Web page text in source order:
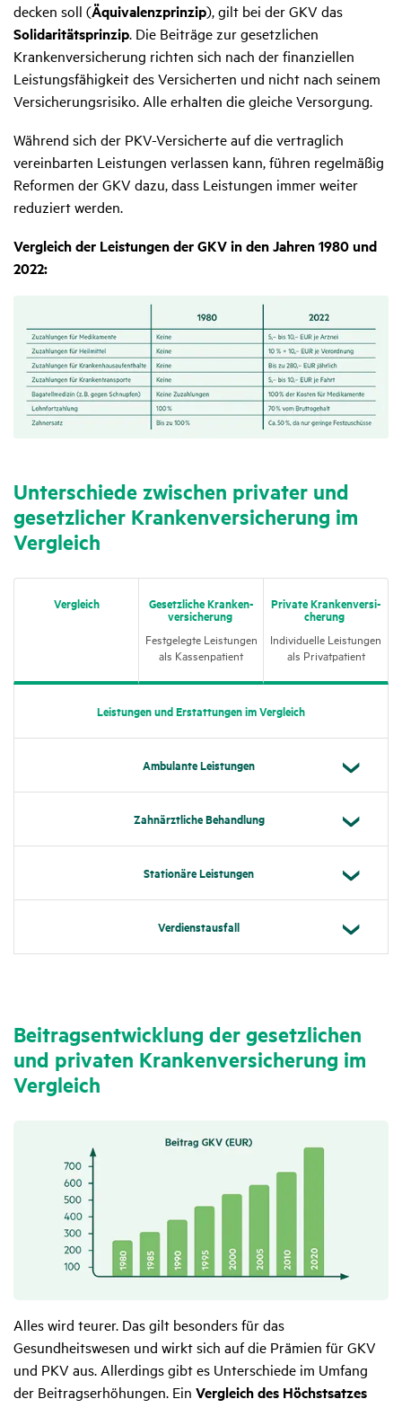
decken soll (Äquivalenzprinzip), gilt bei der GKV das
Solidaritätsprinzip. Die Beiträge zur gesetzlichen
Krankenversicherung richten sich nach der finanziellen
Leistungsfähigkeit des Versicherten und nicht nach seinem
Versicherungsrisiko. Alle erhalten die gleiche Versorgung.
Während sich der PKV-Versicherte auf die vertraglich
vereinbarten Leistungen verlassen kann, führen regelmäßig
Reformen der GKV dazu, dass Leistungen immer weiter
reduziert werden.
Vergleich der Leistungen der GKV in den Jahren 1980 und
2022:
Unter­schiede zwischen privater und
gesetz­li­cher Kran­ken­ver­si­che­rung im
Vergleich
Vergleich Gesetz­liche Kran­ken­
ver­si­che­rung
Fest­ge­legte Leis­tungen
als Kassen­pa­tient
Private Kran­ken­ver­si­
che­rung
Indi­vi­du­elle Leis­tungen
als Privat­pa­tient
Leis­tungen und Erstat­tungen im Vergleich
Ambu­lante Leis­tungen
Zahn­ärzt­liche Behand­lung
Statio­näre Leis­tungen
Verdienst­aus­fall
Beitrags­ent­wick­lung der gesetz­li­chen
und privaten Kran­ken­ver­si­che­rung im
Vergleich
Alles wird teurer. Das gilt besonders für das
Gesundheitswesen und wirkt sich auf die Prämien für GKV
und PKV aus. Allerdings gibt es Unterschiede im Umfang
der Beitragserhöhungen. Ein Vergleich des Höchstsatzes